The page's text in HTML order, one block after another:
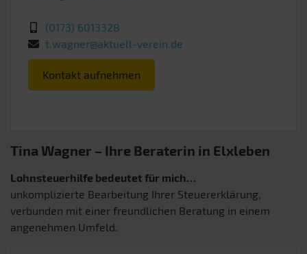
(0173) 6013328
t.wagner@aktuell-verein.de
Kontakt aufnehmen
Tina Wagner – Ihre Beraterin in Elxleben
Lohnsteuerhilfe bedeutet für mich…
unkomplizierte Bearbeitung Ihrer Steuererklärung,
verbunden mit einer freundlichen Beratung in einem
angenehmen Umfeld.